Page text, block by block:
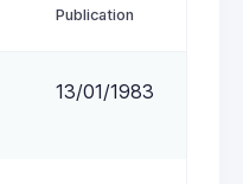
Publication
13/01/1983